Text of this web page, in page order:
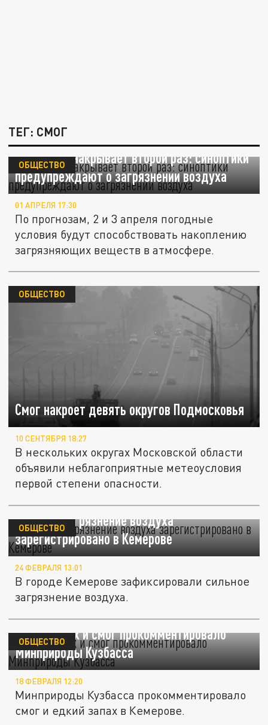
ТЕГ: СМОГ
Петербург накрывает второй раз: синоптики
предупреждают о загрязнении воздуха
ОБЩЕСТВО
01 АПРЕЛЯ 17:30
По прогнозам, 2 и 3 апреля погодные
условия будут способствовать накоплению
загрязняющих веществ в атмосфере.
Смог накроет девять округов Подмосковья
ОБЩЕСТВО
10 СЕНТЯБРЯ 18:27
В нескольких округах Московской области
объявили неблагоприятные метеоусловия
первой степени опасности.
Сильное загрязнение воздуха
зарегистрировано в Кемерове
ОБЩЕСТВО
24 ФЕВРАЛЯ 13:01
В городе Кемерове зафиксировали сильное
загрязнение воздуха.
Едкий запах и смог прокомментировало
Минприроды Кузбасса
ОБЩЕСТВО
18 ФЕВРАЛЯ 12:20
Минприроды Кузбасса прокомментировало
смог и едкий запах в Кемерове.